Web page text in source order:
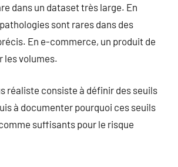
dans un dataset très large. En
sont rares dans des
En e-commerce, un produit de
les volumes.
réaliste consiste à définir des seuils
à documenter pourquoi ces seuils
suffisants pour le risque